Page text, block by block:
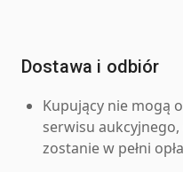
Dostawa i odbiór
Kupujący nie mogą
serwisu
zostanie w pełni